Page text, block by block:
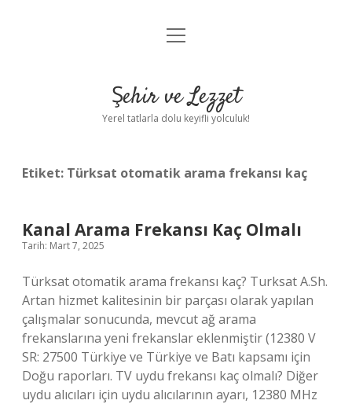
Anasayfa
Yasal Uyarı
menüyü
Şehir ve Lezzet
Yerel tatlarla dolu keyifli yolculuk!
Etiket: Türksat otomatik arama frekansı kaç
Kanal Arama Frekansı Kaç Olmalı
Tarih: Mart 7, 2025
Türksat otomatik arama frekansı kaç? Turksat A.Sh.
Artan hizmet kalitesinin bir parçası olarak yapılan
çalışmalar sonucunda, mevcut ağ arama
frekanslarına yeni frekanslar eklenmiştir (12380 V
SR: 27500 Türkiye ve Türkiye ve Batı kapsamı için
Doğu raporları. TV uydu frekansı kaç olmalı? Diğer
uydu alıcıları için uydu alıcılarının ayarı, 12380 MHz